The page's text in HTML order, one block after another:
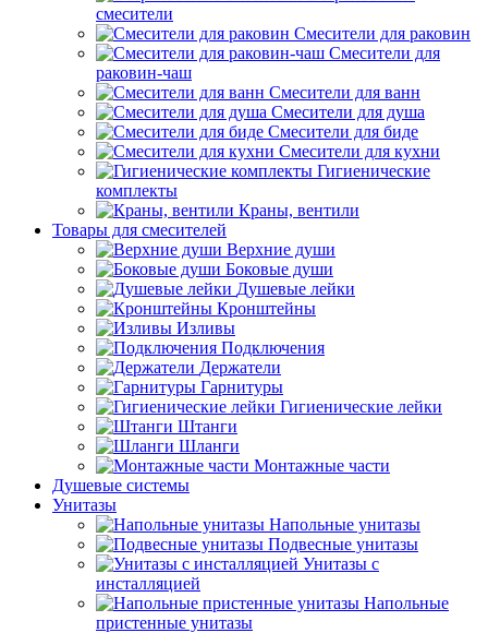
смесители
Смесители для раковин
Смесители для
раковин-чаш
Смесители для ванн
Смесители для душа
Смесители для биде
Смесители для кухни
Гигиенические
комплекты
Краны, вентили
Товары для смесителей
Верхние души
Боковые души
Душевые лейки
Кронштейны
Изливы
Подключения
Держатели
Гарнитуры
Гигиенические лейки
Штанги
Шланги
Монтажные части
Душевые системы
Унитазы
Напольные унитазы
Подвесные унитазы
Унитазы с
инсталляцией
Напольные
пристенные унитазы